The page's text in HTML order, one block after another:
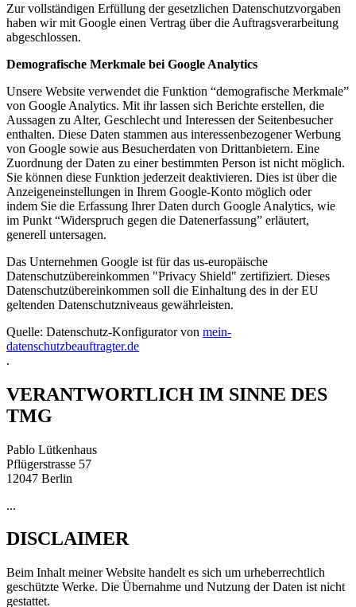
Zur vollständigen Erfüllung der gesetzlichen Datenschutzvorgaben
haben wir mit Google einen Vertrag über die Auftragsverarbeitung
abgeschlossen.
Demografische Merkmale bei Google Analytics
Unsere Website verwendet die Funktion “demografische Merkmale”
von Google Analytics. Mit ihr lassen sich Berichte erstellen, die
Aussagen zu Alter, Geschlecht und Interessen der Seitenbesucher
enthalten. Diese Daten stammen aus interessenbezogener Werbung
von Google sowie aus Besucherdaten von Drittanbietern. Eine
Zuordnung der Daten zu einer bestimmten Person ist nicht möglich.
Sie können diese Funktion jederzeit deaktivieren. Dies ist über die
Anzeigeneinstellungen in Ihrem Google-Konto möglich oder
indem Sie die Erfassung Ihrer Daten durch Google Analytics, wie
im Punkt “Widerspruch gegen die Datenerfassung” erläutert,
generell untersagen.
Das Unternehmen Google ist für das us-europäische
Datenschutzübereinkommen "Privacy Shield" zertifiziert. Dieses
Datenschutzübereinkommen soll die Einhaltung des in der EU
geltenden Datenschutzniveaus gewährleisten.
Quelle: Datenschutz-Konfigurator von mein-
datenschutzbeauftragter.de
.
VERANTWORTLICH IM SINNE DES
TMG
Pablo Lütkenhaus
Pflügerstrasse 57
12047 Berlin
...
DISCLAIMER
Beim Inhalt meiner Website handelt es sich um urheberrechtlich
geschützte Werke. Die Übernahme und Nutzung der Daten ist nicht
gestattet.